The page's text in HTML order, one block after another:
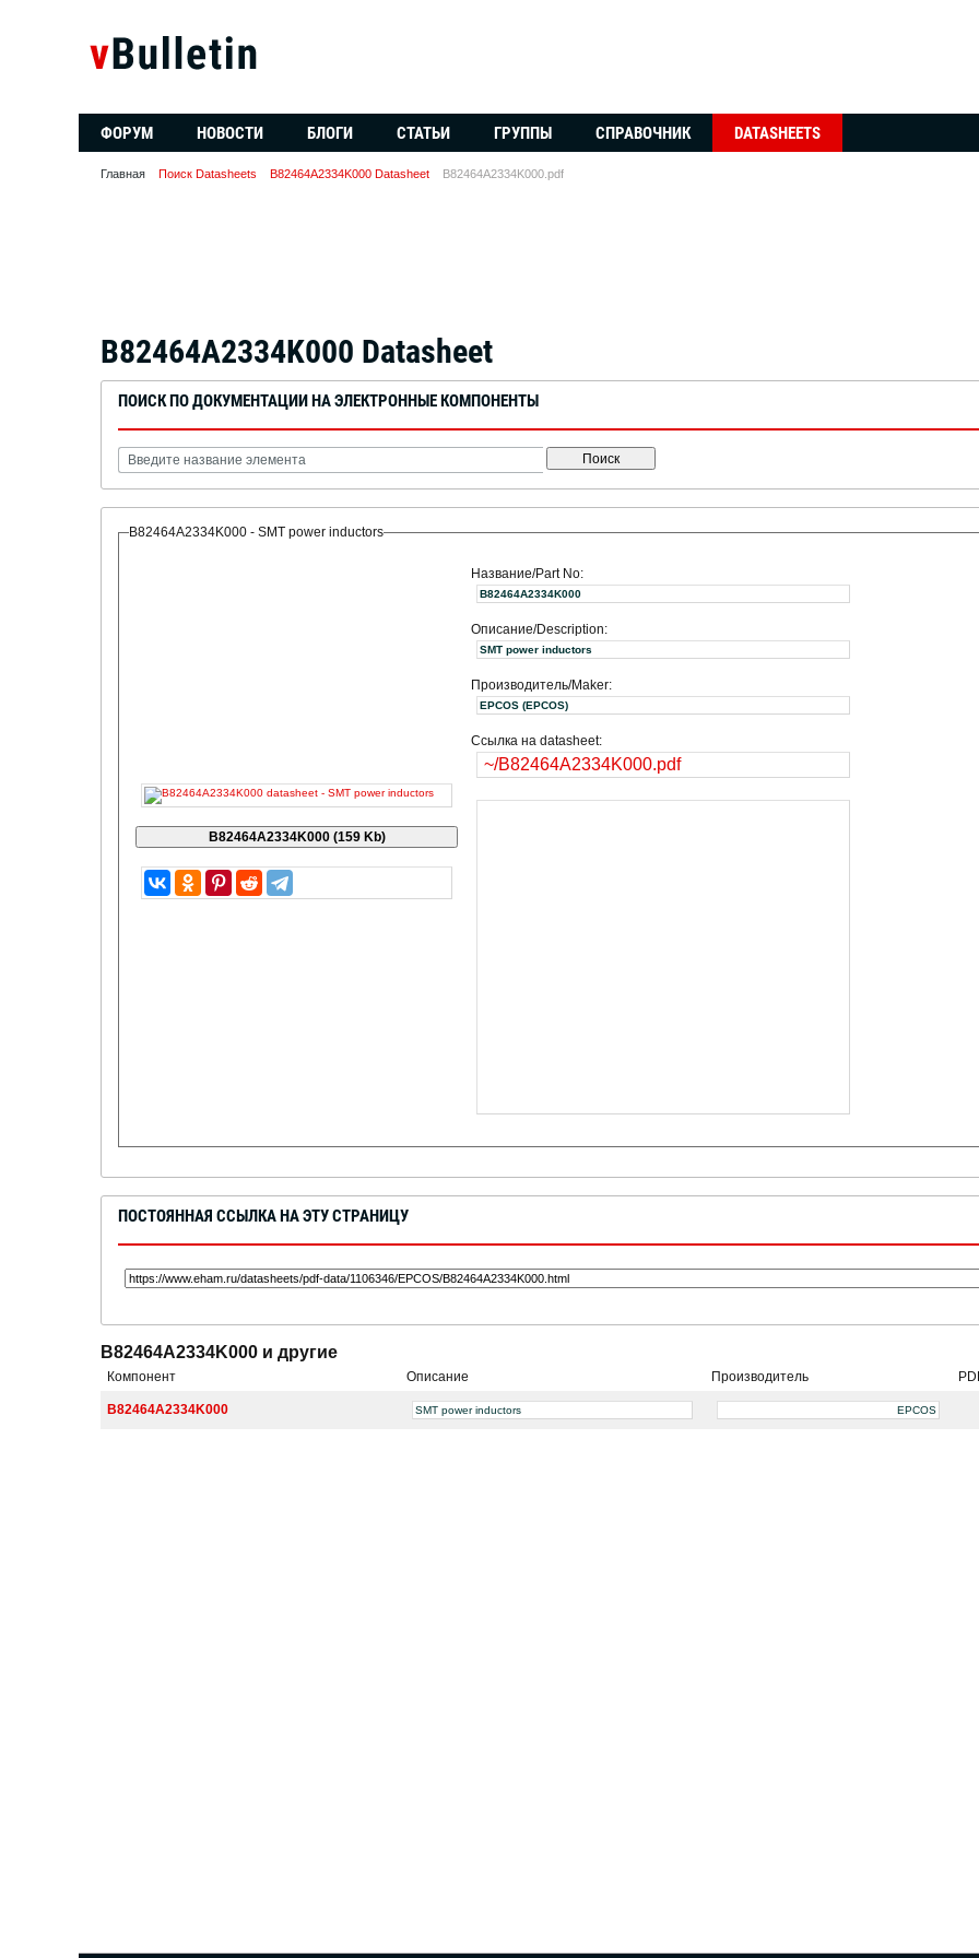
ФОРУМ НОВОСТИ БЛОГИ СТАТЬИ ГРУППЫ СПРАВОЧНИК DATASHEETS
Главная Поиск Datasheets B82464A2334K000 Datasheet B82464A2334K000.pdf
B82464A2334K000 Datasheet
ПОИСК ПО ДОКУМЕНТАЦИИ НА ЭЛЕКТРОННЫЕ КОМПОНЕНТЫ
Поиск
B82464A2334K000 - SMT power inductors
Название/Part No:
B82464A2334K000
Описание/Description:
SMT power inductors
Производитель/Maker:
EPCOS (EPCOS)
Ссылка на datasheet:
~/B82464A2334K000.pdf
ПОСТОЯННАЯ ССЫЛКА НА ЭТУ СТРАНИЦУ
B82464A2334K000 и другие
Компонент Описание Производитель
B82464A2334K000 SMT power inductors EPCOS